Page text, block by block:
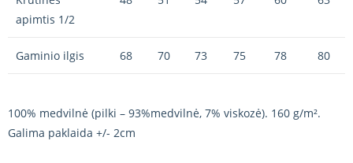
apimtis 1/2
Gaminio ilgis 68 70 73 75 78 80
100% medvilnė (pilki – 93%medvilnė, 7% viskozė). 160 g/m².
Galima paklaida +/- 2cm